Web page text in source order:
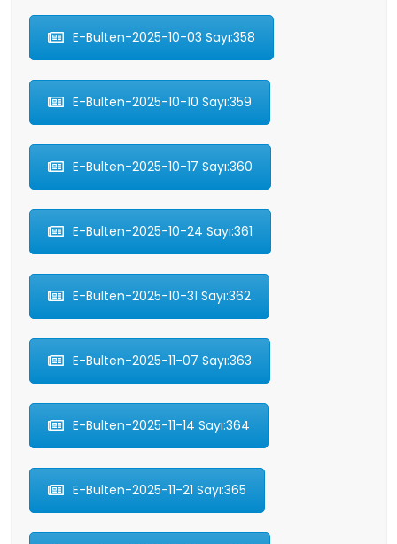
E-Bulten-2025-10-03 Sayı:358
E-Bulten-2025-10-10 Sayı:359
E-Bulten-2025-10-17 Sayı:360
E-Bulten-2025-10-24 Sayı:361
E-Bulten-2025-10-31 Sayı:362
E-Bulten-2025-11-07 Sayı:363
E-Bulten-2025-11-14 Sayı:364
E-Bulten-2025-11-21 Sayı:365